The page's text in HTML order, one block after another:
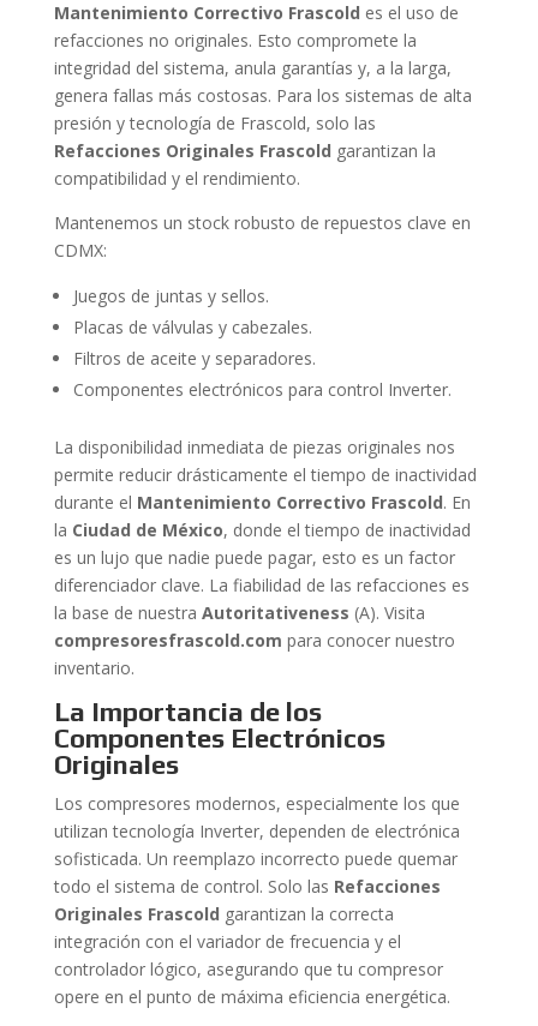
Mantenimiento Correctivo Frascold es el uso de
refacciones no originales. Esto compromete la
integridad del sistema, anula garantías y, a la larga,
genera fallas más costosas. Para los sistemas de alta
presión y tecnología de Frascold, solo las
Refacciones Originales Frascold garantizan la
compatibilidad y el rendimiento.
Mantenemos un stock robusto de repuestos clave en
CDMX:
Juegos de juntas y sellos.
Placas de válvulas y cabezales.
Filtros de aceite y separadores.
Componentes electrónicos para control Inverter.
La disponibilidad inmediata de piezas originales nos
permite reducir drásticamente el tiempo de inactividad
durante el Mantenimiento Correctivo Frascold. En
la Ciudad de México, donde el tiempo de inactividad
es un lujo que nadie puede pagar, esto es un factor
diferenciador clave. La fiabilidad de las refacciones es
la base de nuestra Autoritativeness (A). Visita
compresoresfrascold.com para conocer nuestro
inventario.
La Importancia de los
Componentes Electrónicos
Originales
Los compresores modernos, especialmente los que
utilizan tecnología Inverter, dependen de electrónica
sofisticada. Un reemplazo incorrecto puede quemar
todo el sistema de control. Solo las Refacciones
Originales Frascold garantizan la correcta
integración con el variador de frecuencia y el
controlador lógico, asegurando que tu compresor
opere en el punto de máxima eficiencia energética.